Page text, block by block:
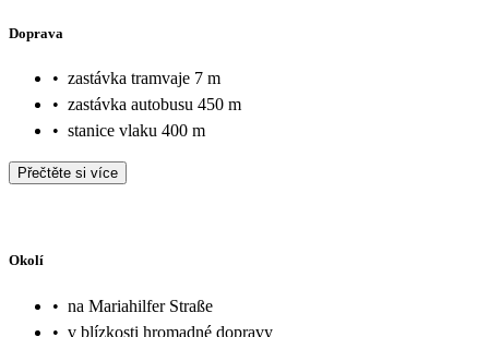
Doprava
• zastávka tramvaje 7 m
• zastávka autobusu 450 m
• stanice vlaku 400 m
Přečtěte si více
Okolí
• na Mariahilfer Straße
• v blízkosti hromadné dopravy